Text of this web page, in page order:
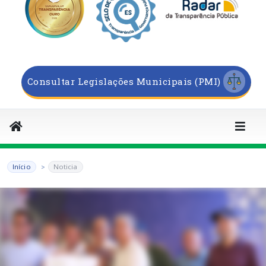
Consultar Legislações Municipais (PMI)
Início Noticia